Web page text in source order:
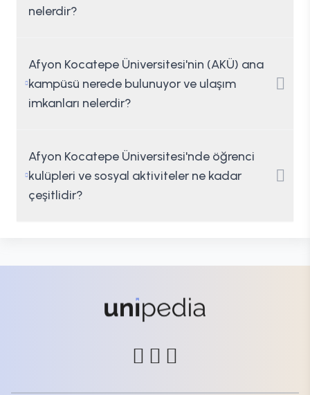
nelerdir?
Afyon Kocatepe Üniversitesi'nin (AKÜ) ana
kampüsü nerede bulunuyor ve ulaşım
imkanları nelerdir?
Afyon Kocatepe Üniversitesi'nde öğrenci
kulüpleri ve sosyal aktiviteler ne kadar
çeşitlidir?